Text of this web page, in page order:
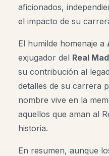
aficionados,
el impacto de su
El humilde homenaje a
exjugador del Real
su contribución al
detalles de su carrera
nombre vive en la
aquellos que aman al
historia.
En resumen, aunque